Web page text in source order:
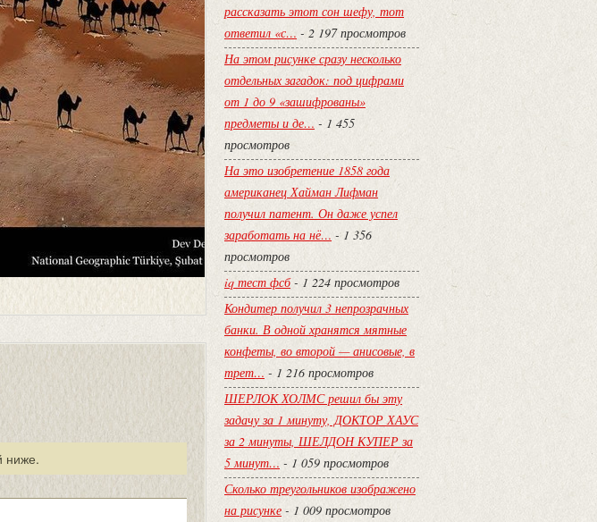
ниже.
рассказать этот сон шефу, тот
ответил «с… - 2 197 просмотров
На этом рисунке сразу несколько
отдельных загадок: под цифрами
от 1 до 9 «зашифрованы»
предметы и де… - 1 455
просмотров
На это изобретение 1858 года
американец Хайман Лифман
получил патент. Он даже успел
заработать на нё… - 1 356
просмотров
iq тест фсб- 1 224 просмотров
Кондитер получил 3 непрозрачных
банки. В одной хранятся мятные
конфеты, во второй — анисовые, в
трет… - 1 216 просмотров
ШЕРЛОК ХОЛМС решил бы эту
задачу за 1 минуту, ДОКТОР ХАУС
за 2 минуты, ШЕЛДОН КУПЕР за
5 минут… - 1 059 просмотров
Сколько треугольников изображено
на рисунке - 1 009 просмотров